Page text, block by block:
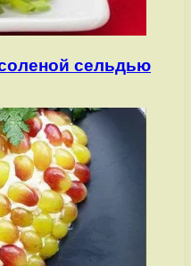
сельдью